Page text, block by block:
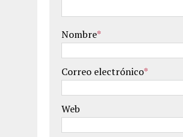
Nombre*
Correo electrónico*
Web